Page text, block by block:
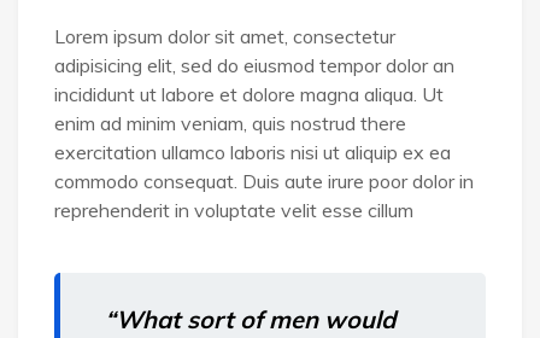
Lorem ipsum dolor sit amet, consectetur
adipisicing elit, sed do eiusmod tempor dolor an
incididunt ut labore et dolore magna aliqua. Ut
enim ad minim veniam, quis nostrud there
exercitation ullamco laboris nisi ut aliquip ex ea
commodo consequat. Duis aute irure poor dolor in
reprehenderit in voluptate velit esse cillum
“What sort of men would